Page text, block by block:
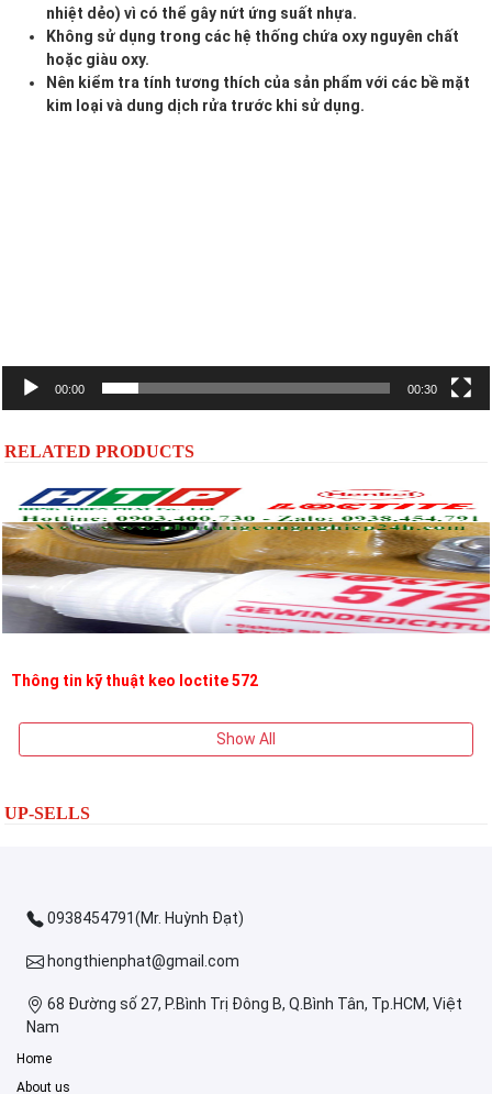
nhiệt dẻo) vì có thể gây nứt ứng suất nhựa.
Không sử dụng trong các hệ thống chứa oxy nguyên chất
hoặc giàu oxy.
Nên kiểm tra tính tương thích của sản phẩm với các bề mặt
kim loại và dung dịch rửa trước khi sử dụng.
00:00 00:30
RELATED PRODUCTS
Thông tin kỹ thuật keo loctite 572
Show All
UP-SELLS
0938454791(Mr. Huỳnh Đạt)
hongthienphat@gmail.com
68 Đường số 27, P.Bình Trị Đông B, Q.Bình Tân, Tp.HCM, Việt
Nam
Home
About us